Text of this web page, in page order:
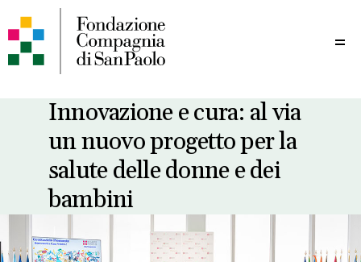
Innovazione e cura: al via
un nuovo progetto per la
salute delle donne e dei
bambini